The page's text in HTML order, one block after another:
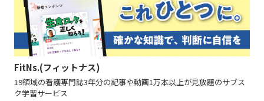
FitNs.(フィットナス)
19領域の看護専門誌3年分の記事や動画1万本以上が見放題のサブス
ク学習サービス